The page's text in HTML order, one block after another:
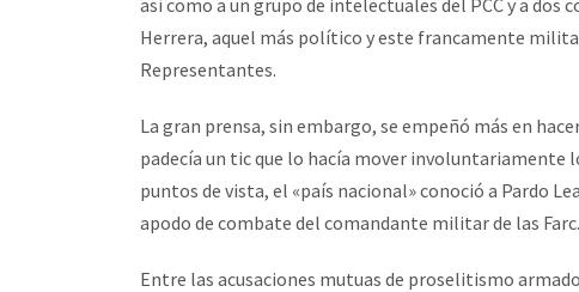
así como a un grupo de intelectuales del PCC y a dos
Herrera, aquel más político y este francamente
Representantes.
La gran prensa, sin embargo, se empeñó más en
padecía un tic que lo hacía mover involuntariamente
puntos de vista, el «país nacional» conoció a Pardo
apodo de combate del comandante militar de las Farc.
Entre las acusaciones mutuas de proselitismo